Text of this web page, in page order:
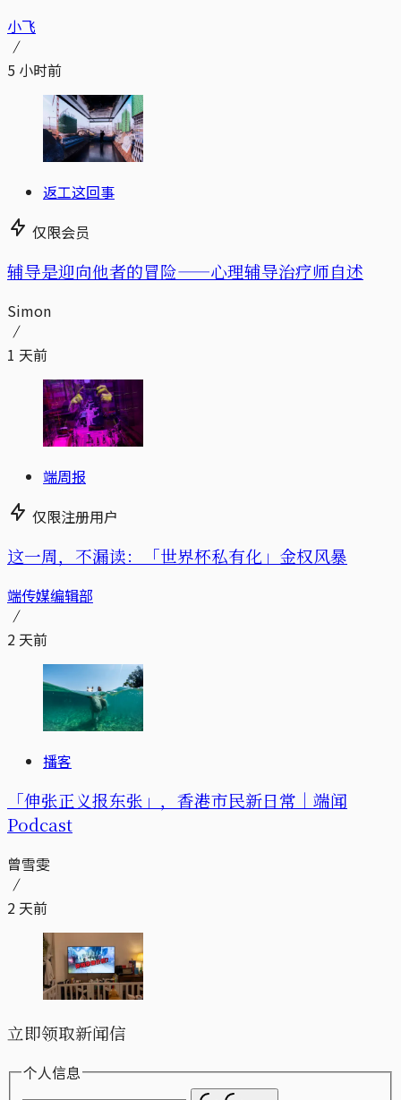
小飞
5 小时前
返工这回事
仅限会员
辅导是迎向他者的冒险——心理辅导治疗师自述
Simon
1 天前
端周报
仅限注册用户
这一周，不漏读：「世界杯私有化」金权风暴
端传媒编辑部
2 天前
播客
「伸张正义报东张」，香港市民新日常｜端闻
Podcast
曾雪雯
2 天前
立即领取新闻信
个人信息